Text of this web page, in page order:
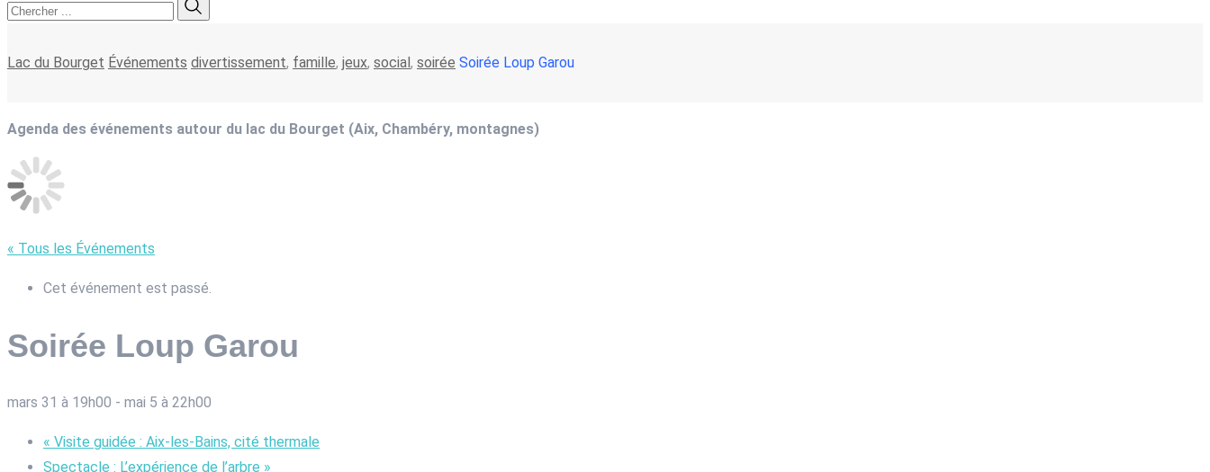
Lac du Bourget Événements divertissement, famille, jeux, social, soirée Soirée Loup Garou
Agenda des événements autour du lac du Bourget (Aix, Chambéry, montagnes)
« Tous les Événements
Cet événement est passé.
Soirée Loup Garou
mars 31 à 19h00 - mai 5 à 22h00
« Visite guidée : Aix-les-Bains, cité thermale
Spectacle : L’expérience de l’arbre »